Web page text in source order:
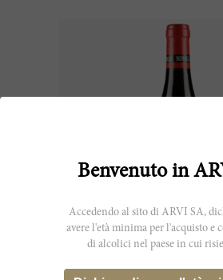
75cl
Chambertin
Benvenuto in
Accedendo al sito di ARVI SA,
avere l'età minima per l'acquisto e
di alcolici nel paese in cui